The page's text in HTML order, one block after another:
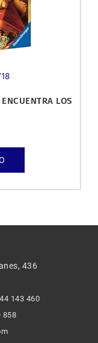
LOS
436
143 460
858